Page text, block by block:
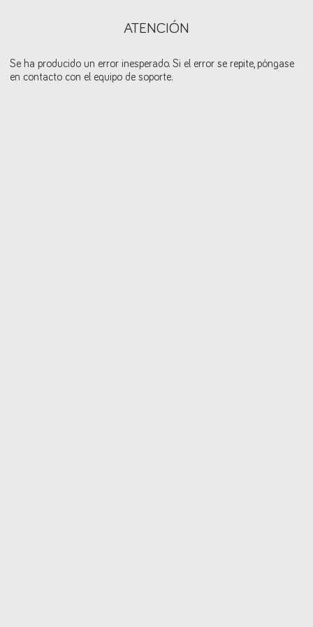
ATENCIÓN
Se ha producido un error inesperado. Si el error se repite, póngase
en contacto con el equipo de soporte.